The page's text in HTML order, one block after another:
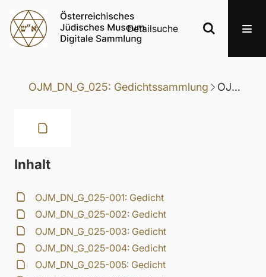
Detailsuche
OJM_DN_G_025: Gedichtssammlung OJM_DN_G_025-012: Gedicht
Inhalt
OJM_DN_G_025-001: Gedicht
OJM_DN_G_025-002: Gedicht
OJM_DN_G_025-003: Gedicht
OJM_DN_G_025-004: Gedicht
OJM_DN_G_025-005: Gedicht